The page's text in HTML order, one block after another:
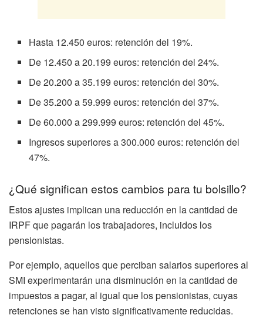
Hasta 12.450 euros: retención del 19%.
De 12.450 a 20.199 euros: retención del 24%.
De 20.200 a 35.199 euros: retención del 30%.
De 35.200 a 59.999 euros: retención del 37%.
De 60.000 a 299.999 euros: retención del 45%.
Ingresos superiores a 300.000 euros: retención del
47%.
¿Qué significan estos cambios para tu bolsillo?
Estos ajustes implican una reducción en la cantidad de
IRPF que pagarán los trabajadores, incluidos los
pensionistas.
Por ejemplo, aquellos que perciban salarios superiores al
SMI experimentarán una disminución en la cantidad de
impuestos a pagar, al igual que los pensionistas, cuyas
retenciones se han visto significativamente reducidas.